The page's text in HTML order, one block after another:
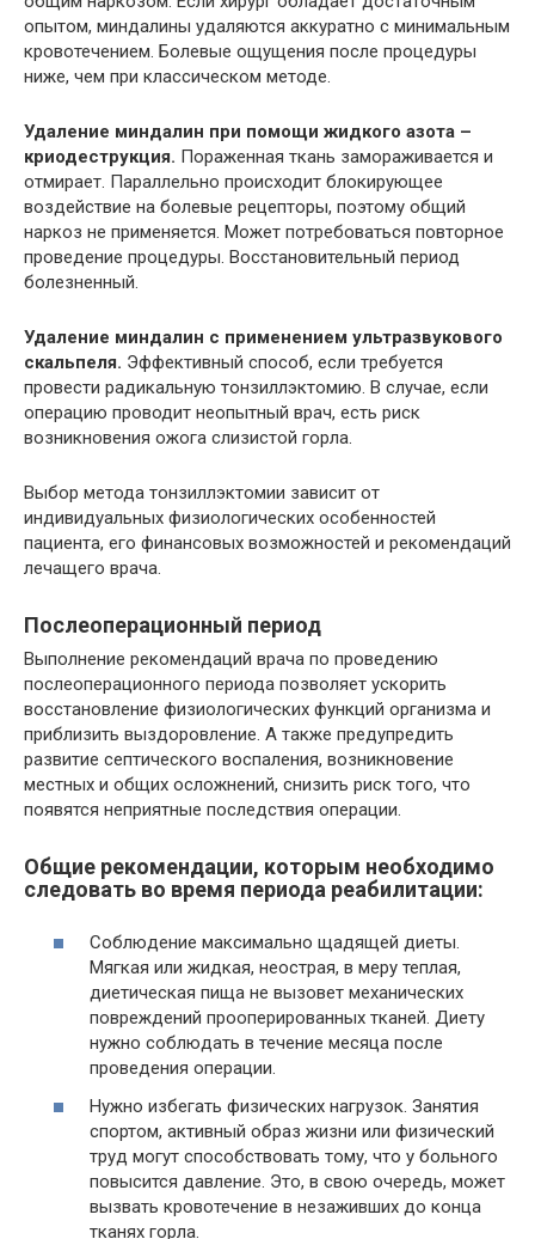
опытом, миндалины удаляются аккуратно с минимальным
кровотечением. Болевые ощущения после процедуры
ниже, чем при классическом методе.
Удаление миндалин при помощи жидкого азота –
криодеструкция. Пораженная ткань замораживается и
отмирает. Параллельно происходит блокирующее
воздействие на болевые рецепторы, поэтому общий
наркоз не применяется. Может потребоваться повторное
проведение процедуры. Восстановительный период
болезненный.
Удаление миндалин с применением ультразвукового
скальпеля. Эффективный способ, если требуется
провести радикальную тонзиллэктомию. В случае, если
операцию проводит неопытный врач, есть риск
возникновения ожога слизистой горла.
Выбор метода тонзиллэктомии зависит от
индивидуальных физиологических особенностей
пациента, его финансовых возможностей и рекомендаций
лечащего врача.
Послеоперационный период
Выполнение рекомендаций врача по проведению
послеоперационного периода позволяет ускорить
восстановление физиологических функций организма и
приблизить выздоровление. А также предупредить
развитие септического воспаления, возникновение
местных и общих осложнений, снизить риск того, что
появятся неприятные последствия операции.
Общие рекомендации, которым необходимо
следовать во время периода реабилитации:
Соблюдение максимально щадящей диеты.
Мягкая или жидкая, неострая, в меру теплая,
диетическая пища не вызовет механических
повреждений прооперированных тканей. Диету
нужно соблюдать в течение месяца после
проведения операции.
Нужно избегать физических нагрузок. Занятия
спортом, активный образ жизни или физический
труд могут способствовать тому, что у больного
повысится давление. Это, в свою очередь, может
вызвать кровотечение в незаживших до конца
тканях горла.